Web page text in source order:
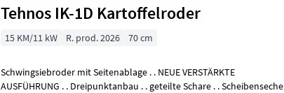
Tehnos IK-1D Kartoffelroder
15 KM/11 kW R. prod. 2026 70 cm
Schwingsiebroder mit Seitenablage . . NEUE VERSTÄRKTE
AUSFÜHRUNG . . Dreipunktanbau . . geteilte Schare . . Scheibenseche